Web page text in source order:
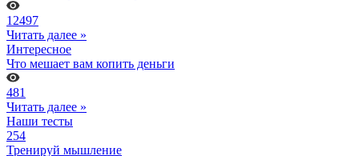
12497
Читать далее »
Интересное
Что мешает вам копить деньги
481
Читать далее »
Наши тесты
254
Тренируй мышление